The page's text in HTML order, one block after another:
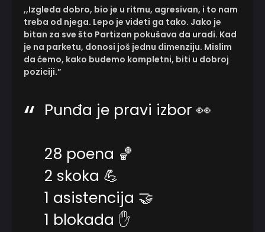
,,Izgleda dobro, bio je u ritmu, agresivan, i to nam
treba od njega. Lepo je videti ga tako. Jako je
bitan za sve što Partizan pokušava da uradi. Kad
je na parketu, donosi još jednu dimenziju. Mislim
da ćemo, kako budemo kompletni, biti u dobroj
poziciji.”
Punđa je pravi izbor 👀
28 poena 🏀
2 skoka 💪
1 asistencija 🤝
1 blokada ✋